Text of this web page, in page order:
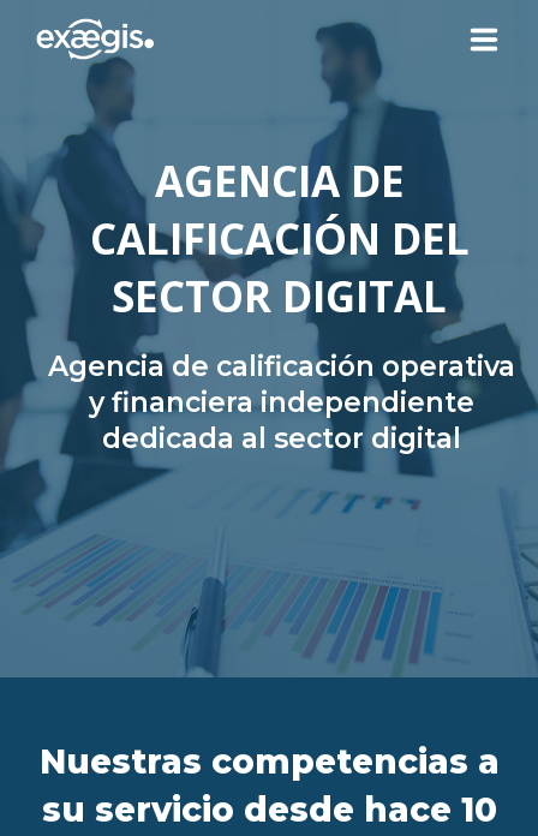
¿QUIÉNES SOMOS?
NUESTRAS OFERTAS
CONTACTO
SU ESPACIO
ES FR IT
Agencia de calificación operativa
y financiera independiente
dedicada al sector digital
AGENCIA DE
CALIFICACIÓN DEL
SECTOR DIGITAL
Nuestras competencias a
su servicio desde hace 10